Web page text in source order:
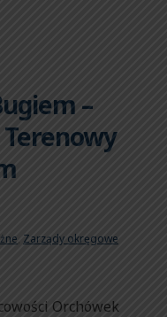
–
Terenowy
, Zarządy okręgowe
Orchówek